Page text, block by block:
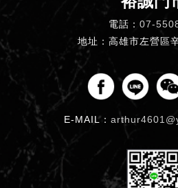
電話： 07-
地址：高雄市左營區
E-MAIL：